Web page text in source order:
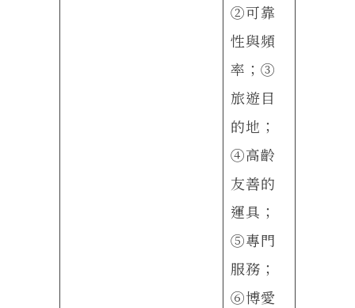
②可靠
性與頻
率；③
旅遊目
的地；
④高齡
友善的
運具；
⑤專門
服務；
⑥博愛